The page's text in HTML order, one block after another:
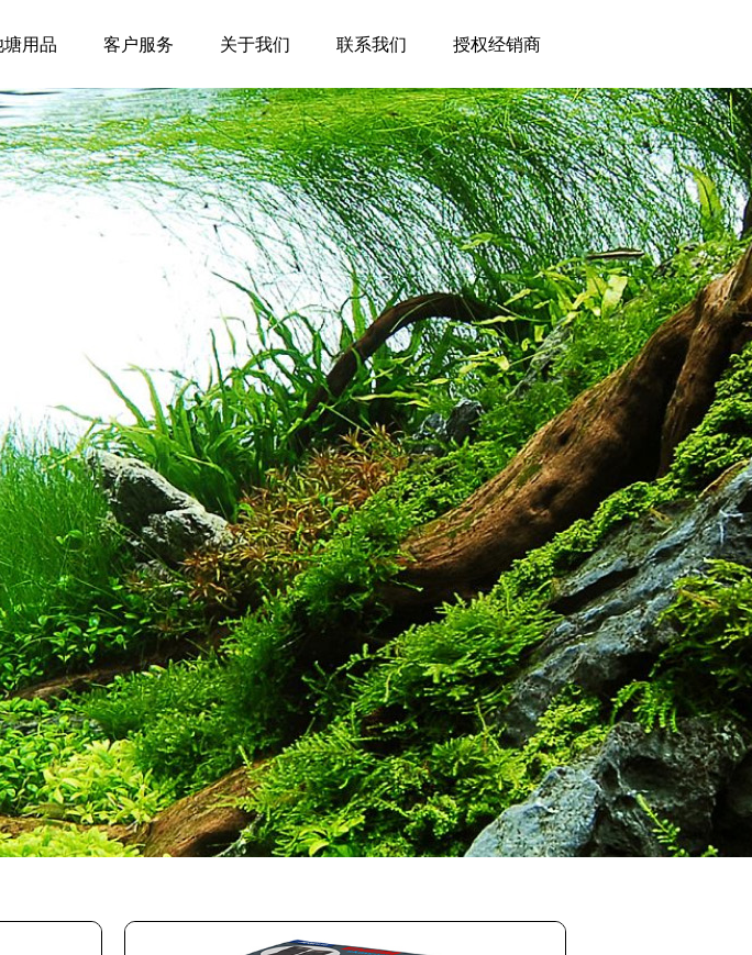
塘用品 客户服务 关于我们 联系我们 授权经销商